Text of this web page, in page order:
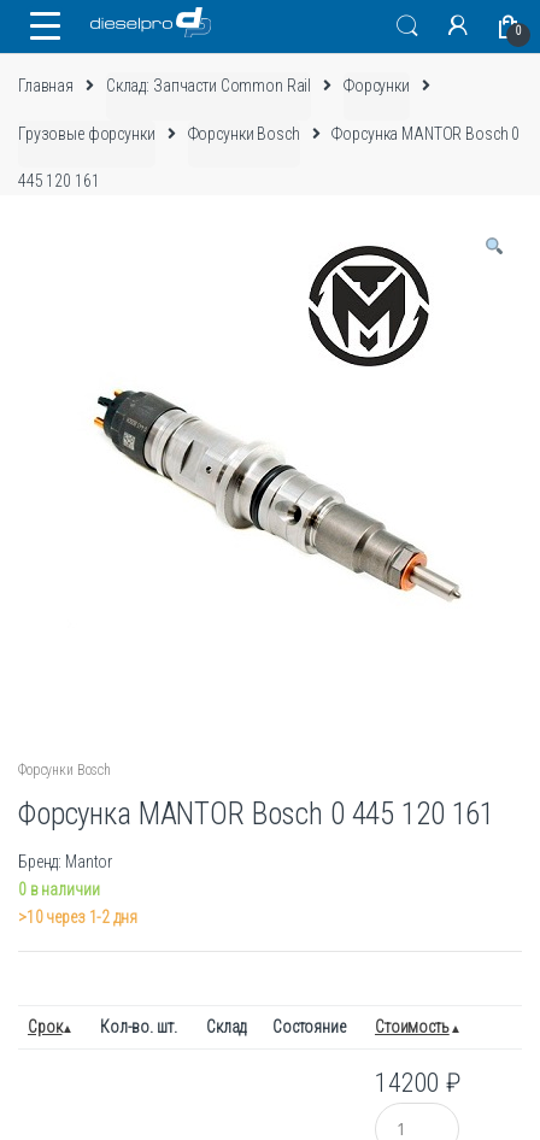
0
Главная Склад: Запчасти Common Rail Форсунки
Грузовые форсунки Форсунки Bosch Форсунка MANTOR Bosch 0
445 120 161
Форсунки Bosch
Форсунка MANTOR Bosch 0 445 120 161
Бренд: Mantor
0 в наличии
>10 через 1-2 дня
Срок Кол-во. шт. Склад Состояние Стоимость
14200₽
Количество